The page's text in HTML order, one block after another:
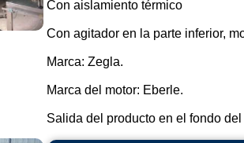
Con aislamiento térmico
Con agitador en la parte inferior,
Marca: Zegla.
Marca del motor: Eberle.
Salida del producto en el fondo